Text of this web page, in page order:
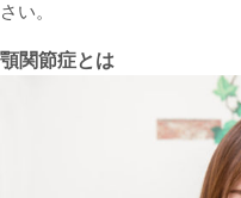
さい。
顎関節症とは